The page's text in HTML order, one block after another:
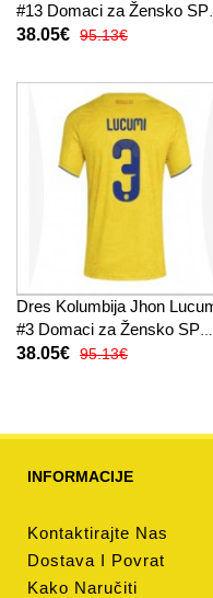
#13 Domaci za Žensko SP
2026 Kratak Rukav
38.05€ 95.13€
Dres Kolumbija Jhon
#3 Domaci za Žensko SP
2026 Kratak Rukav
38.05€ 95.13€
INFORMACIJE
Kontaktirajte Nas
Dostava I Povrat
Kako Naručiti